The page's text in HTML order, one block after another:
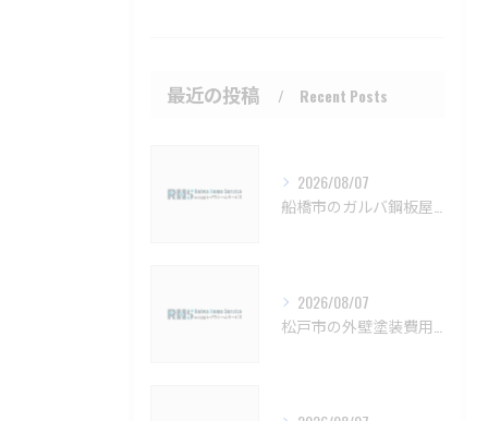
最近の投稿 Recent Posts
2026/08/07
2026/08/07